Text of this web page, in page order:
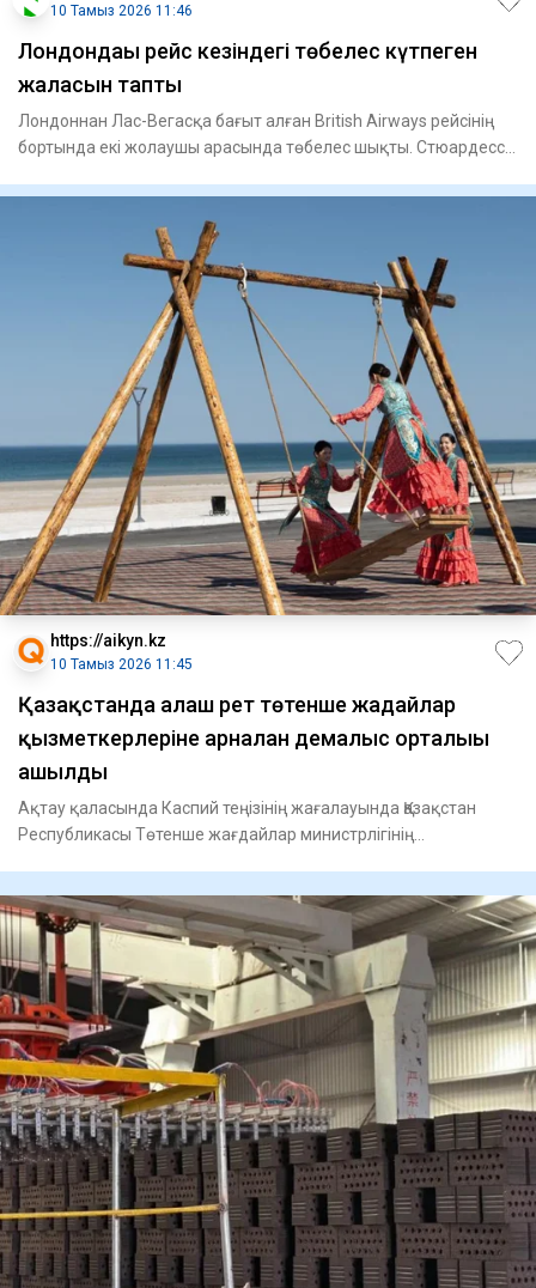
10 Тамыз 2026 11:46
Лондондағы рейс кезіндегі төбелес күтпеген
жалғасын тапты
Лондоннан Лас-Вегасқа бағыт алған British Airways рейсінің
бортында екі жолаушы арасында төбелес шықты. Стюардесса
https://aikyn.kz
10 Тамыз 2026 11:45
Қазақстанда алғаш рет төтенше жағдайлар
қызметкерлеріне арналған демалыс орталығы
ашылды
Ақтау қаласында Каспий теңізінің жағалауында Қазақстан
Республикасы Төтенше жағдайлар министрлігінің